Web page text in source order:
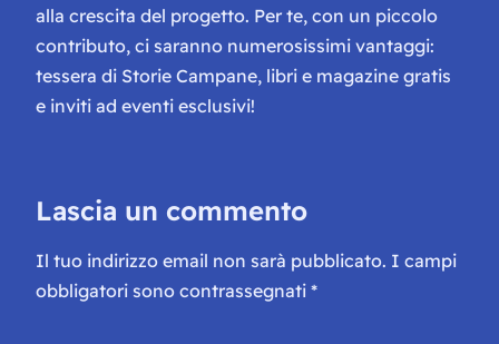
alla crescita del progetto. Per te, con un piccolo
contributo, ci saranno numerosissimi vantaggi:
tessera di Storie Campane, libri e magazine gratis
e inviti ad eventi esclusivi!
Lascia un commento
Il tuo indirizzo email non sarà pubblicato. I campi
obbligatori sono contrassegnati *